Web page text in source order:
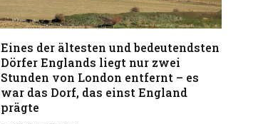
Eines der ältesten und bedeutendsten
Dörfer Englands liegt nur zwei
Stunden von London entfernt – es
war das Dorf, das einst England
prägte